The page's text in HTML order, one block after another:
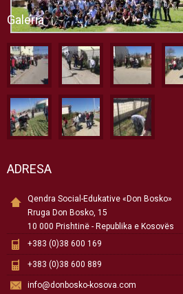
Galeria
ADRESA
Qendra Social-Edukative «Don Bosko»
Rruga Don Bosko, 15
10 000 Prishtinë - Republika e Kosovës
+383 (0)38 600 169
+383 (0)38 600 889
info@donbosko-kosova.com